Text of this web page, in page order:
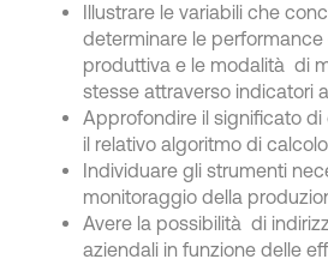
Illustrare le variabili che
determinare le performance
produttiva e le modalità di
stesse attraverso indicatori
Approfondire il significato
il relativo algoritmo di calcolo
Individuare gli strumenti
monitoraggio della
Avere la possibilità di
aziendali in funzione delle